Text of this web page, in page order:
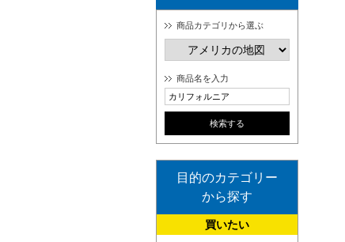
商品カテゴリから選ぶ
商品名を入力
目的のカテゴリー
から探す
買いたい